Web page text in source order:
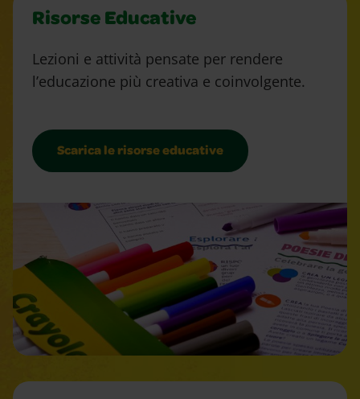
Risorse Educative
Lezioni e attività pensate per rendere
l’educazione più creativa e coinvolgente.
Scarica le risorse educative